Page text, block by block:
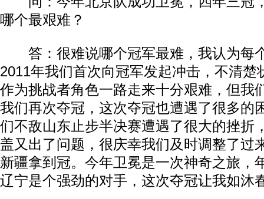
哪个最艰难？
答：很难说哪个冠军最难，我认为每
2011年我们首次向冠军发起冲击，不清楚
作为挑战者角色一路走来十分艰难，但我
我们再次夺冠，这次夺冠也遭遇了很多的
们不敌山东止步半决赛遭遇了很大的挫折
盖又出了问题，很庆幸我们及时调整了过
新疆拿到冠。今年卫冕是一次神奇之旅，
辽宁是个强劲的对手，这次夺冠让我如沐